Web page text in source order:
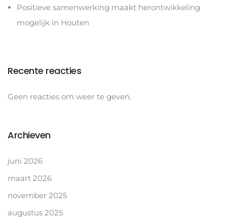
Positieve samenwerking maakt herontwikkeling
mogelijk in Houten
Recente reacties
Geen reacties om weer te geven.
Archieven
juni 2026
maart 2026
november 2025
augustus 2025